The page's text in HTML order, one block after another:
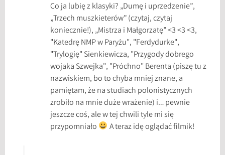
Co ja lubię z klasyki? „Dumę i uprzedzenie”,
„Trzech muszkieterów” (czytaj, czytaj
koniecznie!), „Mistrza i Małgorzatę” <3 <3 <3,
"Katedrę NMP w Paryżu", "Ferdydurke",
"Trylogię" Sienkiewicza, "Przygody dobrego
wojaka Szwejka", "Próchno" Berenta (piszę tu z
nazwiskiem, bo to chyba mniej znane, a
pamiętam, że na studiach polonistycznych
zrobiło na mnie duże wrażenie) i… pewnie
jeszcze coś, ale w tej chwili tyle mi się
przypomniało
A teraz idę oglądać filmik!